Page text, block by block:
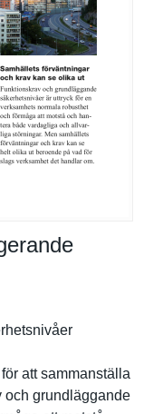
att sammanstäl­la
och grundlägga­nde